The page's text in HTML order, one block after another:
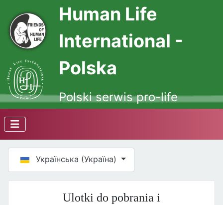
Human Life
International -
Polska
Polski serwis pro-life
Оберіть свою мову
Українська (Україна)
Ulotki do pobrania i